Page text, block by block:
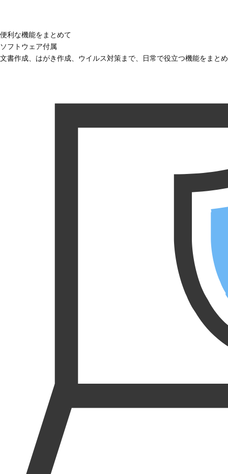
便利な機能をまとめて
ソフトウェア付属
文書作成、はがき作成、ウイルス対策まで、日常で役立つ機能をまと